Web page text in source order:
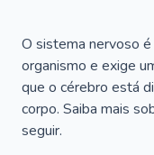
O sistema nervoso
organismo e exige
que o cérebro está
corpo. Saiba mais
seguir.